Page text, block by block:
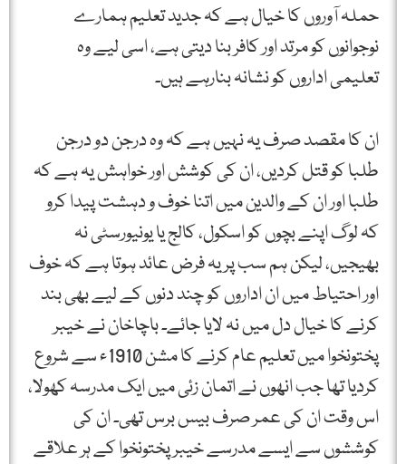
حملہ آوروں کا خیال ہے کہ جدید تعلیم ہمارے
نوجوانوں کو مرتد اور کافر بنا دیتی ہے، اسی لیے وہ
تعلیمی اداروں کو نشانہ بنارہے ہیں۔
ان کا مقصد صرف یہ نہیں ہے کہ وہ درجن دو درجن
طلبا کو قتل کردیں، ان کی کوشش اور خواہش یہ ہے کہ
طلبا اور ان کے والدین میں اتنا خوف و دہشت پیدا کرو
کہ لوگ اپنے بچوں کو اسکول، کالج یا یونیورسٹی نہ
بھیجیں، لیکن ہم سب پر یہ فرض عائد ہوتا ہے کہ خوف
اور احتیاط میں ان اداروں کو چند دنوں کے لیے بھی بند
کرنے کا خیال دل میں نہ لایا جائے۔ باچاخان نے خیبر
پختونخوا میں تعلیم عام کرنے کا مشن 1910ء سے شروع
کردیا تھا جب انھوں نے اتمان زئی میں ایک مدرسہ کھولا،
اس وقت ان کی عمر صرف بیس برس تھی۔ ان کی
کوششوں سے ایسے مدرسے خیبر پختونخوا کے ہر علاقے